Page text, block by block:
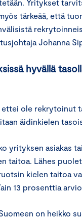
Yritykset
tärkeää, että
Johanna
hyvällä
ole rekrytoinut
äidinkielen
yrityksen asiakas
taitoa. Lähes
kielen taitoa
13 prosenttia
on heikko